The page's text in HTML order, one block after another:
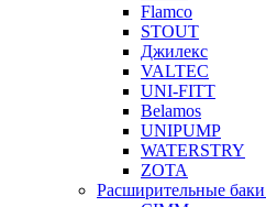
Flamco
STOUT
Джилекс
VALTEC
UNI-FITT
Belamos
UNIPUMP
WATERSTRY
ZOTA
Расширительные баки